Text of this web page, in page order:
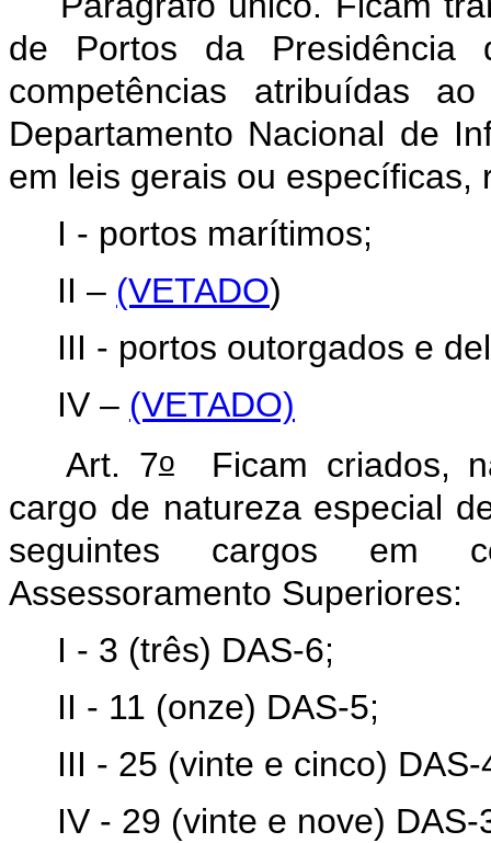
de Portos da
competências atribuídas
Departamento Nacional de
em leis gerais ou específicas,
I - portos marítimos;
II – (VETADO)
III - portos outorgados e
IV – (VETADO)
Art. 7oFicam criados,
cargo de natureza especial
seguintes cargos em
Assessoramento Superiores:
I - 3 (três) DAS-6;
II - 11 (onze) DAS-5;
III - 25 (vinte e cinco) DAS-
IV - 29 (vinte e nove) DAS-